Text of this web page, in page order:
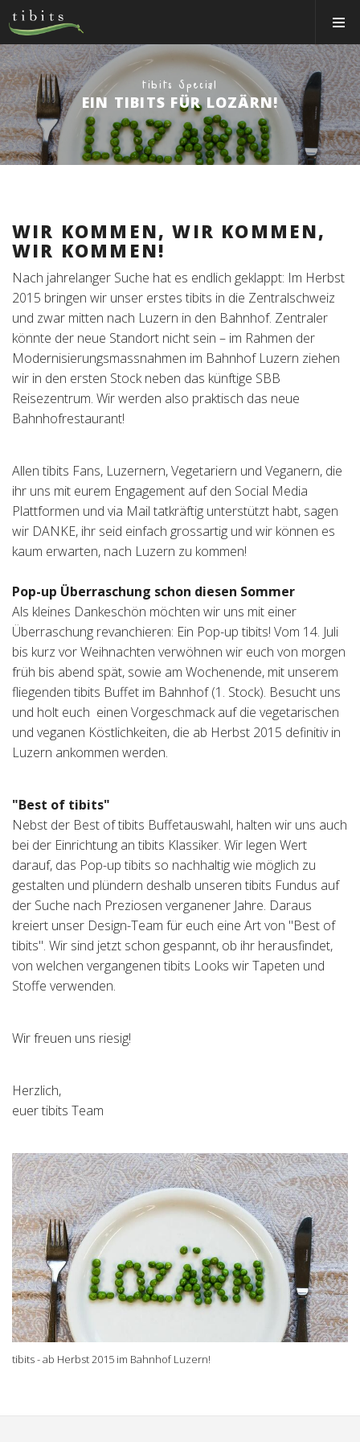
Tibits:
Home
Main
Navigation
ESSEN&TRINKEN
RESTAURANTS
NEWS
EVENTS
ÜBER UNS
EVENTRÄUME
CATERING
Jobs
Gutscheine & Shop
Tischreservation
Login
tibits Special
EIN TIBITS FÜR LOZÄRN!
WIR KOMMEN, WIR KOMMEN,
WIR KOMMEN!
Nach jahrelanger Suche hat es endlich geklappt: Im Herbst
2015 bringen wir unser erstes tibits in die Zentralschweiz
und zwar mitten nach Luzern in den Bahnhof. Zentraler
könnte der neue Standort nicht sein – im Rahmen der
Modernisierungsmassnahmen im Bahnhof Luzern ziehen
wir in den ersten Stock neben das künftige SBB
Reisezentrum. Wir werden also praktisch das neue
Bahnhofrestaurant!
Allen tibits Fans, Luzernern, Vegetariern und Veganern, die
ihr uns mit eurem Engagement auf den Social Media
Plattformen und via Mail tatkräftig unterstützt habt, sagen
wir DANKE, ihr seid einfach grossartig und wir können es
kaum erwarten, nach Luzern zu kommen!
Pop-up Überraschung schon diesen Sommer
Als kleines Dankeschön möchten wir uns mit einer
Überraschung revanchieren: Ein Pop-up tibits! Vom 14. Juli
bis kurz vor Weihnachten verwöhnen wir euch von morgen
früh bis abend spät, sowie am Wochenende, mit unserem
fliegenden tibits Buffet im Bahnhof (1. Stock). Besucht uns
und holt euch einen Vorgeschmack auf die vegetarischen
und veganen Köstlichkeiten, die ab Herbst 2015 definitiv in
Luzern ankommen werden.
"Best of tibits"
Nebst der Best of tibits Buffetauswahl, halten wir uns auch
bei der Einrichtung an tibits Klassiker. Wir legen Wert
darauf, das Pop-up tibits so nachhaltig wie möglich zu
gestalten und plündern deshalb unseren tibits Fundus auf
der Suche nach Preziosen verganener Jahre. Daraus
kreiert unser Design-Team für euch eine Art von "Best of
tibits". Wir sind jetzt schon gespannt, ob ihr herausfindet,
von welchen vergangenen tibits Looks wir Tapeten und
Stoffe verwenden.
Wir freuen uns riesig!
Herzlich,
euer tibits Team
tibits - ab Herbst 2015 im Bahnhof Luzern!